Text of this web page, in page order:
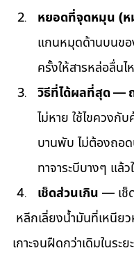
หยอดที่จุดหมุน (
แกนหมุดด้านบนขอ
ครั้งให้สารหล่อลื่นไ
วิธีที่ได้ผลที่สุด —
ไม่หาย ใช้ไขควงกั
บานพับ ไม่ต้องถอด
ทาจาระบีบางๆ แล้ว
เช็ดส่วนเกิน — เช็
เกาะจนฝืดกว่าเดิมในระย